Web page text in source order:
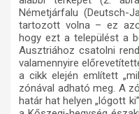
Németjárfalu (Deutsch-
tartozott volna – ez
hogy ezt a települést a
Ausztriához csatolni
valamennyire
a cikk elején említett
zónával adható meg. A
határ hat helyen „lógott